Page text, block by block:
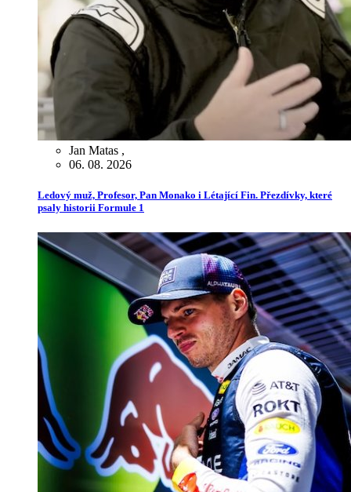
Jan Matas ,
06. 08. 2026
Ledový muž, Profesor, Pan Monako i Létající Fin. Přezdívky, které
psaly historii Formule 1